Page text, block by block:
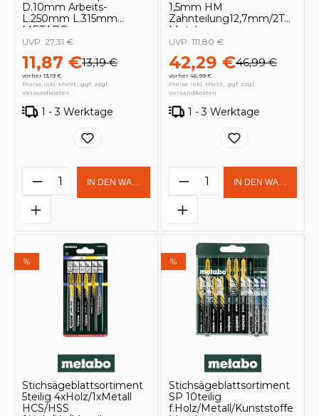
D.10mm Arbeits-
L.250mm L.315mm
METABO
11,87 €13,19 €
vorher 13,19 €
UVP: 27,31 €
Preise inkl. MwSt., ggf. zzgl.
Versandkosten
1 - 3 Werktage
Produkt Anzahl: Gib den
IN DEN WARENKORB
1,5mm HM
Zahnteilung12,7mm/2TPI
Metabo
42,29 €46,99 €
vorher 46,99 €
UVP: 111,80 €
Preise inkl. MwSt., ggf. zzgl.
Versandkosten
1 - 3 Werktage
Produkt Anzahl:
IN DEN
%
Stichsägeblattsortiment
5teilig 4xHolz/1xMetall
HCS/HSS
%
Stichsägeblattsortiment
SP 10teilig
f.Holz/Metall/Kunststoffe